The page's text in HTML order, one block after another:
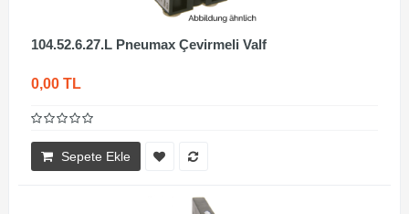
104.52.6.27.L Pneumax Çevirmeli Valf
0,00 TL
Sepete Ekle